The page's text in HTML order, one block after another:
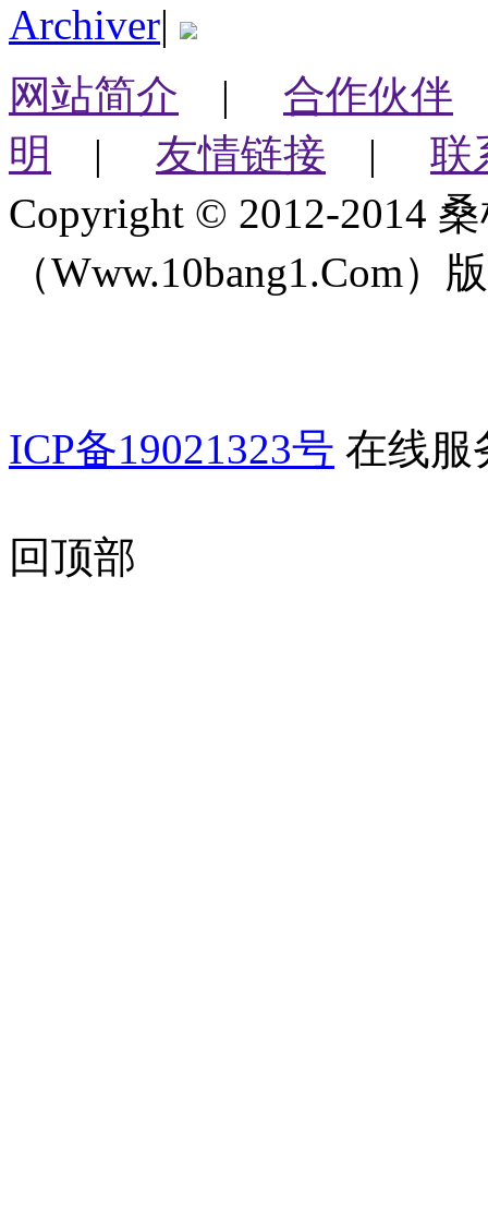
Archiver|
网站简介 | 合作伙伴
明
| 友情链接 | 联
Copyright © 2012-2014
（Www.10bang1.Com）
ICP备19021323号 在线服
回顶部